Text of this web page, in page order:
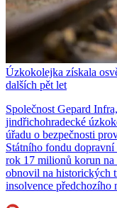
Úzkokolejka získala
dalších pět let
Společnost Gepard
jindřichohradecké
úřadu o bezpečnosti
Státního fondu
rok 17 milionů korun na
obnovil na historických
insolvence předchozího